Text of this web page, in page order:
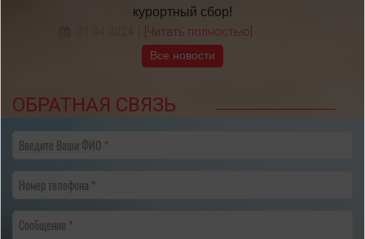
курортный сбор!
[Читать полностью]
Все новости
ОБРАТНАЯ СВЯЗЬ
Введите Ваши ФИО
Номер телефона
Сообщение